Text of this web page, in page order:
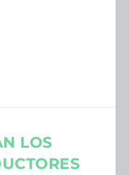
LOS